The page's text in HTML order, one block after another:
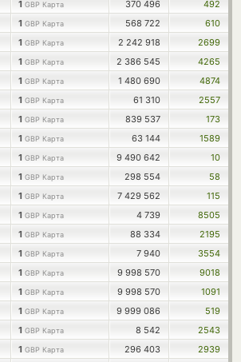
1 GBP Карта 370 496
492
1 GBP Карта 568 722
610
1 GBP Карта 2 242 918
2699
1 GBP Карта 2 386 545
4265
1 GBP Карта 1 480 690
4874
1 GBP Карта 61 310
2557
1 GBP Карта 839 537
173
1 GBP Карта 63 144
1589
1 GBP Карта 9 490 642
10
1 GBP Карта 298 554
58
1 GBP Карта 7 429 562
115
1 GBP Карта 4 739
8505
1 GBP Карта 88 334
2195
1 GBP Карта 7 940
3554
1 GBP Карта 9 998 570
9018
1 GBP Карта 9 998 570
1091
1 GBP Карта 9 999 086
519
1 GBP Карта 8 542
2543
1 GBP Карта 296 403
2939